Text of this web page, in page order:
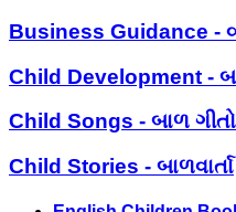
Business Guidance -
Child Development -
Child Songs - બાળ ગીતો
Child Stories - બાળવાર્તા